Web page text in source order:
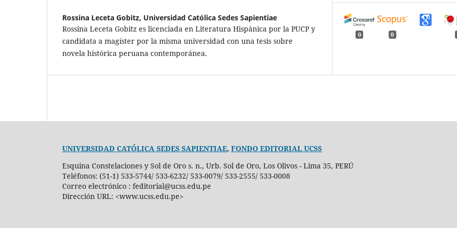
Rossina Leceta Gobitz, Universidad Católica Sedes Sapientiae
Rossina Leceta Gobitz es licenciada en Literatura Hispánica por la PUCP y
candidata a magíster por la misma universidad con una tesis sobre
novela histórica peruana contemporánea.
0 0
UNIVERSIDAD CATÓLICA SEDES SAPIENTIAE, FONDO EDITORIAL UCSS
Esquina Constelaciones y Sol de Oro s. n., Urb. Sol de Oro, Los Olivos - Lima 35, PERÚ
Teléfonos: (51-1) 533-5744/ 533-6232/ 533-0079/ 533-2555/ 533-0008
Correo electrónico : feditorial@ucss.edu.pe
Dirección URL: <www.ucss.edu.pe>